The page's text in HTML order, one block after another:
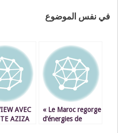
في نفس الموضوع
AVEC
AZIZA
« Le Maroc regorge
d’énergies de